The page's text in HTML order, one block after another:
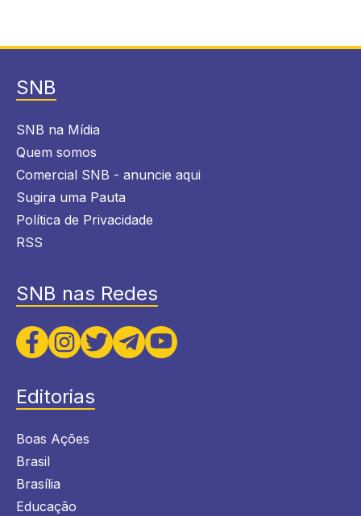
SNB
SNB na Mídia
Quem somos
Comercial SNB - anuncie aqui
Sugira uma Pauta
Política de Privacidade
RSS
SNB nas Redes
Editorias
Boas Ações
Brasil
Brasília
Educação